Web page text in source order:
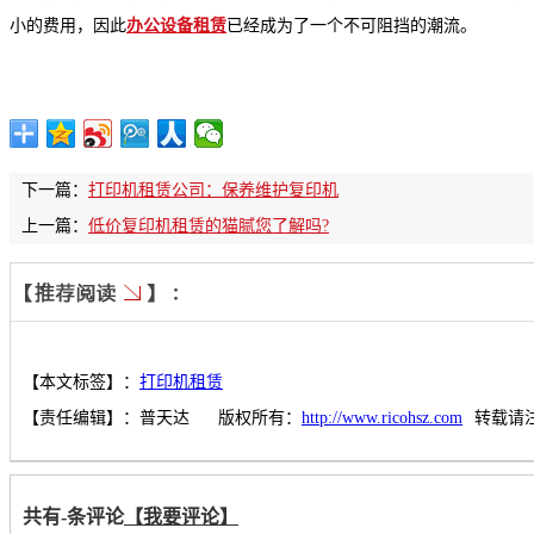
小的费用，因此办公设备租赁已经成为了一个不可阻挡的潮流。
下一篇： 打印机租赁公司：保养维护复印机
上一篇： 低价复印机租赁的猫腻您了解吗?
【本文标签】： 打印机租赁
【责任编辑】： 普天达 版权所有： http://www.ricohsz.com 转载请
共有-条评论【我要评论】